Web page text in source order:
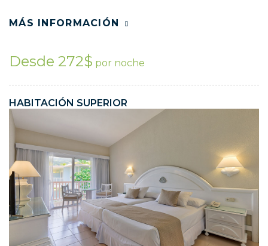
MÁS INFORMACIÓN
Desde 272$ por noche
HABITACIÓN SUPERIOR